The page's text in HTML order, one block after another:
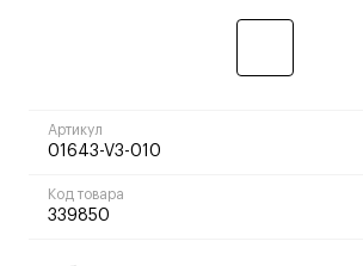
Артикул
01643-V3-010
Код товара
339850